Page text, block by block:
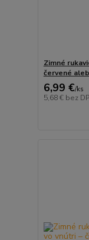
Zimné
červené
6,99 €/ks
5,68 € bez